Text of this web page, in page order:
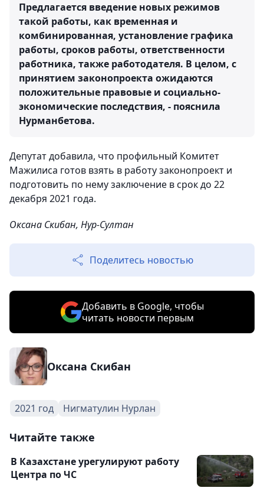
Предлагается введение новых режимов
такой работы, как временная и
комбинированная, установление графика
работы, сроков работы, ответственности
работника, также работодателя. В целом, с
принятием законопроекта ожидаются
положительные правовые и социально-
экономические последствия, - пояснила
Нурманбетова.
Депутат добавила, что профильный Комитет
Мажилиса готов взять в работу законопроект и
подготовить по нему заключение в срок до 22
декабря 2021 года.
Оксана Скибан, Нур-Султан
Поделитесь новостью
Добавить в Google, чтобы
читать новости первым
Оксана Скибан
2021 год Нигматулин Нурлан
Читайте также
В Казахстане урегулируют работу
Центра по ЧС